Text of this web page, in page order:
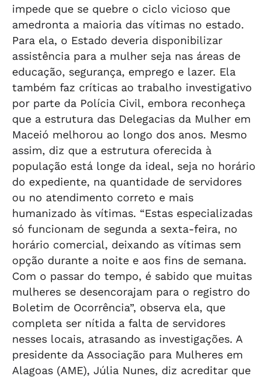
impede que se quebre o ciclo vicioso que
amedronta a maioria das vítimas no estado.
Para ela, o Estado deveria disponibilizar
assistência para a mulher seja nas áreas de
educação, segurança, emprego e lazer. Ela
também faz críticas ao trabalho investigativo
por parte da Polícia Civil, embora reconheça
que a estrutura das Delegacias da Mulher em
Maceió melhorou ao longo dos anos. Mesmo
assim, diz que a estrutura oferecida à
população está longe da ideal, seja no horário
do expediente, na quantidade de servidores
ou no atendimento correto e mais
humanizado às vítimas. “Estas especializadas
só funcionam de segunda a sexta-feira, no
horário comercial, deixando as vítimas sem
opção durante a noite e aos fins de semana.
Com o passar do tempo, é sabido que muitas
mulheres se desencorajam para o registro do
Boletim de Ocorrência”, observa ela, que
completa ser nítida a falta de servidores
nesses locais, atrasando as investigações. A
presidente da Associação para Mulheres em
Alagoas (AME), Júlia Nunes, diz acreditar que